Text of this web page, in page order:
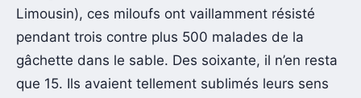
Limousin), ces miloufs ont vaillamment résisté
pendant trois contre plus 500 malades de la
gâchette dans le sable. Des soixante, il n’en resta
que 15. Ils avaient tellement sublimés leurs sens